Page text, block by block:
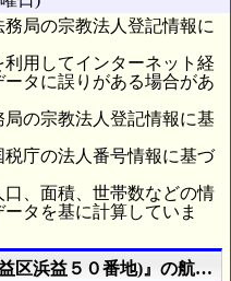
務局の宗教法人登記情報に
利用してインターネット経
タに誤りがある場合があ
局の宗教法人登記情報に基
税庁の法人番号情報に基づ
口、面積、世帯数などの情
タを基に計算していま
区浜益５０番地)』の航空